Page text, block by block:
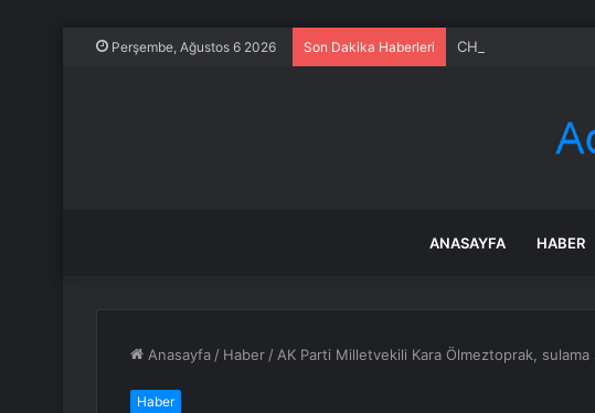
Perşembe, Ağustos 6 2026 Son Dakika Haberleri CHP İstanbul
ANASAYFA HABER
Anasayfa / Haber / AK Parti Milletvekili Kara Ölmeztoprak, sulama
Haber